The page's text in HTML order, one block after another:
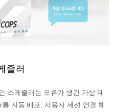
줄러
스케줄러는 오류가 생긴 가상 데
자동 배포, 사용자 세션 연결 해